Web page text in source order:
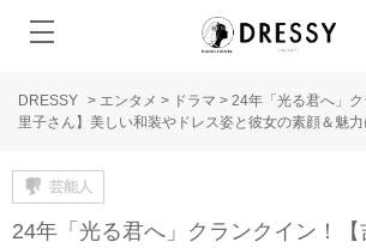
DRESSY > エンタメ > ドラマ > 24年「光る君へ」
里子さん】美しい和装やドレス姿と彼女の素顔＆魅
芸能人
24年「光る君へ」クランクイン！【